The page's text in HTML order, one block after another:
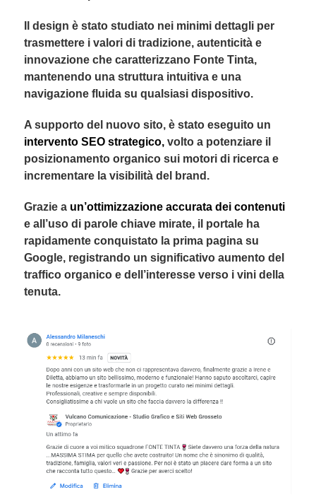
Il design è stato studiato nei minimi dettagli per
trasmettere i valori di tradizione, autenticità e
innovazione che caratterizzano Fonte Tinta,
mantenendo una struttura intuitiva e una
navigazione fluida su qualsiasi dispositivo.
A supporto del nuovo sito, è stato eseguito un
intervento SEO strategico,volto a potenziare il
posizionamento organico sui motori di ricerca e
incrementare la visibilità del brand.
Grazie a un’ottimizzazione accurata dei contenuti
e all’uso di parole chiave mirate, il portale ha
rapidamente conquistato la prima pagina su
Google, registrando un significativo aumento del
traffico organico e dell’interesse verso i vini della
tenuta.